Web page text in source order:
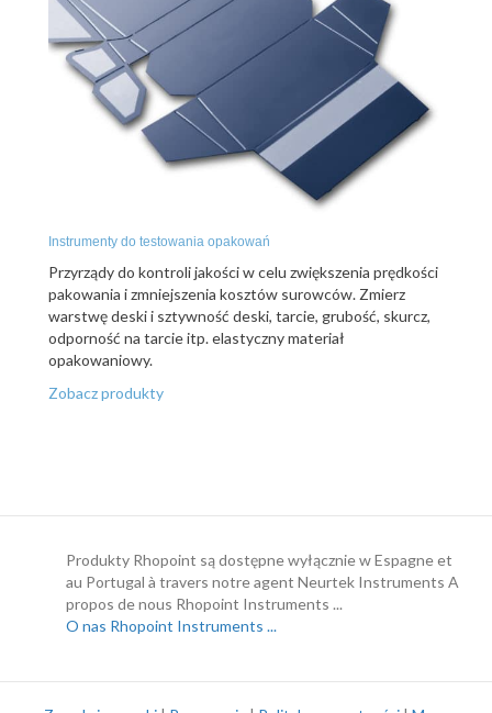
Instrumenty do testowania opakowań
Przyrządy do kontroli jakości w celu zwiększenia prędkości
pakowania i zmniejszenia kosztów surowców. Zmierz
warstwę deski i sztywność deski, tarcie, grubość, skurcz,
odporność na tarcie itp. elastyczny materiał
opakowaniowy.
Zobacz produkty
Produkty Rhopoint są dostępne wyłącznie w Espagne et
au Portugal à travers notre agent Neurtek Instruments A
propos de nous Rhopoint Instruments ...
O nas Rhopoint Instruments ...